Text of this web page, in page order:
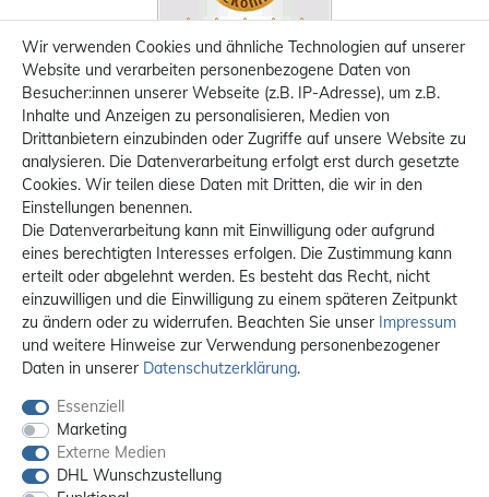
Wir verwenden Cookies und ähnliche Technologien auf unserer
Website und verarbeiten personenbezogene Daten von
Besucher:innen unserer Webseite (z.B. IP-Adresse), um z.B.
Inhalte und Anzeigen zu personalisieren, Medien von
Drittanbietern einzubinden oder Zugriffe auf unsere Website zu
analysieren. Die Datenverarbeitung erfolgt erst durch gesetzte
Cookies. Wir teilen diese Daten mit Dritten, die wir in den
Einstellungen benennen.
Die Datenverarbeitung kann mit Einwilligung oder aufgrund
eines berechtigten Interesses erfolgen. Die Zustimmung kann
erteilt oder abgelehnt werden. Es besteht das Recht, nicht
einzuwilligen und die Einwilligung zu einem späteren Zeitpunkt
zu ändern oder zu widerrufen. Beachten Sie unser Impressum
und weitere Hinweise zur Verwendung personenbezogener
Daten in unserer Daten­schutz­erklärung.
Essenziell
Marketing
Externe Medien
DHL Wunschzustellung